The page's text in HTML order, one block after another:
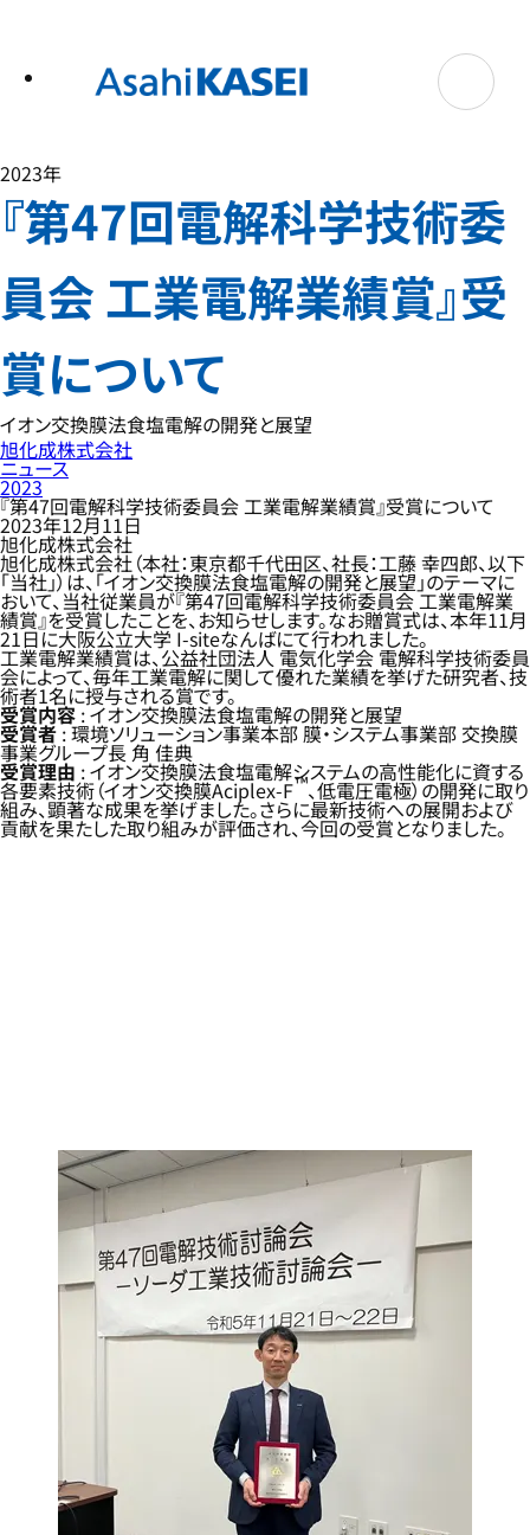
2023年
『第47回電解科学技術委
員会 工業電解業績賞』受
賞について
イオン交換膜法食塩電解の開発と展望
旭化成株式会社
ニュース
2023
『第47回電解科学技術委員会 工業電解業績賞』受賞について
2023年12月11日
旭化成株式会社
旭化成株式会社（本社：東京都千代田区、社長：工藤 幸四郎、以下
「当社」）は、「イオン交換膜法食塩電解の開発と展望」のテーマに
おいて、当社従業員が『第47回電解科学技術委員会 工業電解業
績賞』を受賞したことを、お知らせします。なお贈賞式は、本年11月
21日に大阪公立大学 I-siteなんばにて行われました。
工業電解業績賞は、公益社団法人 電気化学会 電解科学技術委員
会によって、毎年工業電解に関して優れた業績を挙げた研究者、技
術者1名に授与される賞です。
受賞内容 : イオン交換膜法食塩電解の開発と展望
受賞者: 環境ソリューション事業本部 膜・システム事業部 交換膜
事業グループ長 角 佳典
受賞理由 : イオン交換膜法食塩電解システムの高性能化に資する
各要素技術（イオン交換膜Aciplex-F™、低電圧電極）の開発に取り
組み、顕著な成果を挙げました。さらに最新技術への展開および
貢献を果たした取り組みが評価され、今回の受賞となりました。